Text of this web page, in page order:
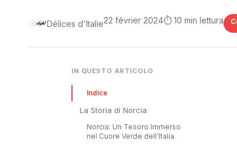
Délices d'Italie22 février 2024⏱️ 10 min lettura
IN QUESTO ARTICOLO
Indice
La Storia di Norcia
Norcia: Un Tesoro Immerso
nel Cuore Verde dell’Italia